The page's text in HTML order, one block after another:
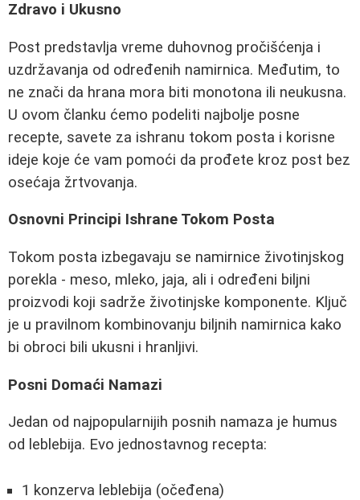
Zdravo i Ukusno
Post predstavlja vreme duhovnog pročišćenja i
uzdržavanja od određenih namirnica. Međutim, to
ne znači da hrana mora biti monotona ili neukusna.
U ovom članku ćemo podeliti najbolje posne
recepte, savete za ishranu tokom posta i korisne
ideje koje će vam pomoći da prođete kroz post bez
osećaja žrtvovanja.
Osnovni Principi Ishrane Tokom Posta
Tokom posta izbegavaju se namirnice životinjskog
porekla - meso, mleko, jaja, ali i određeni biljni
proizvodi koji sadrže životinjske komponente. Ključ
je u pravilnom kombinovanju biljnih namirnica kako
bi obroci bili ukusni i hranljivi.
Posni Domaći Namazi
Jedan od najpopularnijih posnih namaza je humus
od leblebija. Evo jednostavnog recepta:
1 konzerva leblebija (očeđena)